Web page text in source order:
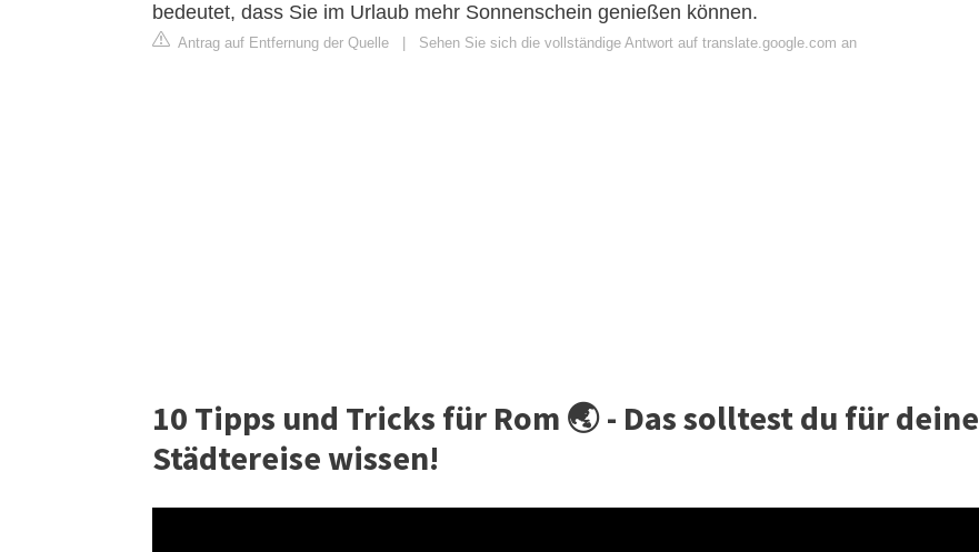
bedeutet, dass Sie im Urlaub mehr Sonnenschein genießen können.
Antrag auf Entfernung der Quelle Sehen Sie sich die vollständige Antwort auf translate.google.com an
10 Tipps und Tricks für Rom 🌏 - Das solltest du für deine
Städtereise wissen!